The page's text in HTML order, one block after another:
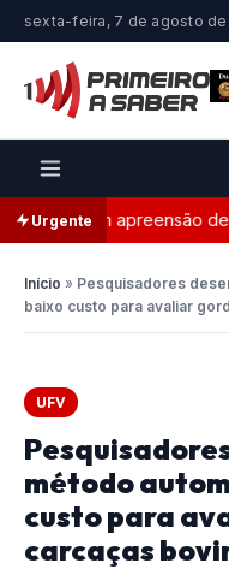
sexta-feira, 7 de agosto de
Urgente
com apreensão de 25
Início » Pesquisadores
baixo custo para avaliar
UFV
método
custo para
carcaças